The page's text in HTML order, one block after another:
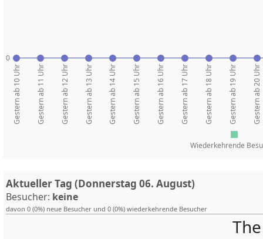
0
Gestern ab 10 Uhr Gestern ab 11 Uhr Gestern ab 12 Uhr Gestern ab 13 Uhr Gestern ab 14 Uhr Gestern ab 15 Uhr Gestern ab 16 Uhr Gestern ab 17 Uhr Gestern ab 18 Uhr Gestern ab 19 Uhr Gestern ab 20 Uhr
Wiederkehrende
Aktueller Tag (Donnerstag 06. August)
Besucher: keine
davon 0 (0%) neue Besucher und 0 (0%) wiederkehrende Besucher